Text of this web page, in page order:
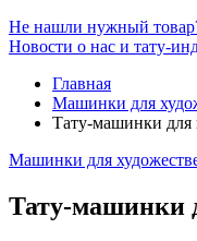
Не нашли нужный
Новости о нас и тату-
Главная
Машинки для
Тату-машинки
Машинки для
Тату-машинки